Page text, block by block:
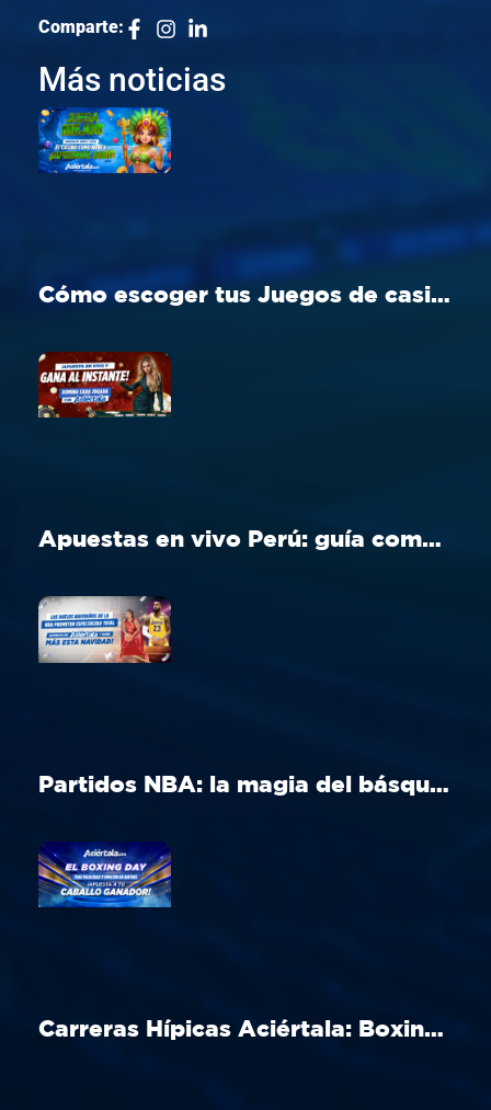
Comparte:
Más noticias
Cómo escoger tus Juegos de casino Perú ideal en Aciértala
Apuestas en vivo Perú: guía completa para apostar en tiempo real
Partidos NBA: la magia del básquet en Navidad
Carreras Hípicas Aciértala: Boxing Day en Aintree